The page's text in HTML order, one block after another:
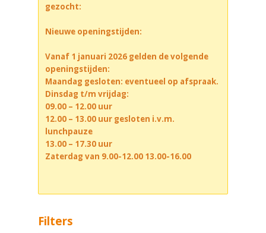
gezocht:
Nieuwe openingstijden:
Vanaf 1 januari 2026 gelden de volgende
openingstijden:
Maandag gesloten: eventueel op afspraak.
Dinsdag t/m vrijdag:
09.00 – 12.00 uur
12.00 – 13.00 uur gesloten i.v.m.
lunchpauze
13.00 – 17.30 uur
Zaterdag van 9.00-12.00 13.00-16.00
Filters